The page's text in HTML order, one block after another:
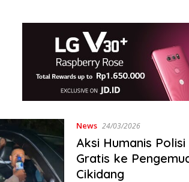
News 24/03/2026
Aksi Humanis
Gratis ke
Cikidang